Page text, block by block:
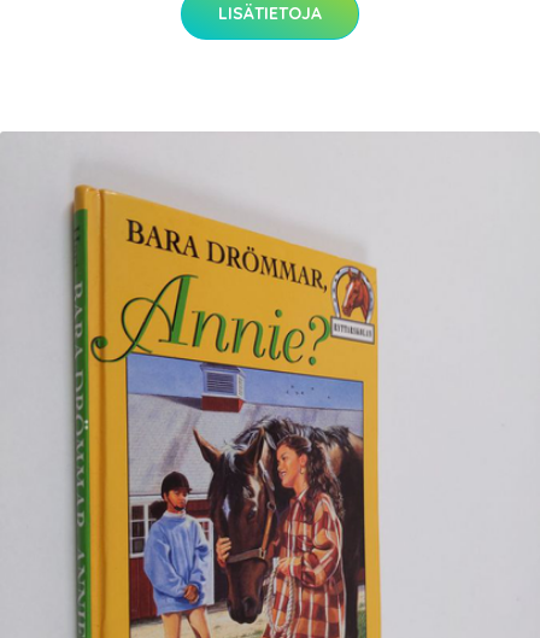
LISÄTIETOJA